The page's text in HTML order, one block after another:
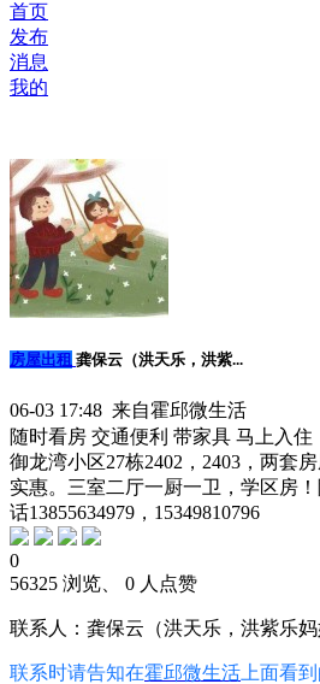
首页
发布
消息
我的
房屋出租 龚保云（洪天乐，洪紫...
06-03 17:48 来自霍邱微生活
随时看房 交通便利 带家具 马上入住
御龙湾小区27栋2402，2403，两套
实惠。三室二厅一厨一卫，学区房
话13855634979，15349810796
0
56325 浏览、 0 人点赞
联系人：龚保云（洪天乐，洪紫乐
联系时请告知在霍邱微生活 上面看